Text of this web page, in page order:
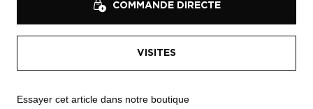
COMMANDE DIRECTE
VISITES
Essayer cet article dans notre boutique